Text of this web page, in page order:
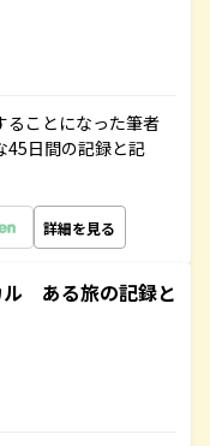
ることになった筆者
45日間の記録と記
詳細を見る
ル ある旅の記録と